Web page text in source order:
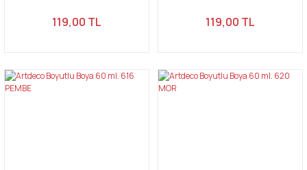
119,00 TL 119,00 TL